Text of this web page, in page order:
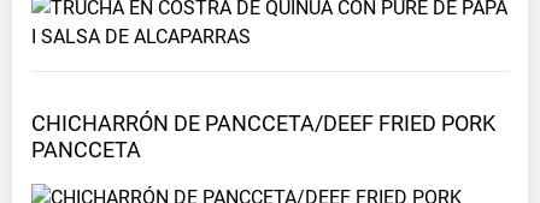
CHICHARRÓN DE PANCCETA/DEEF FRIED PORK
PANCCETA